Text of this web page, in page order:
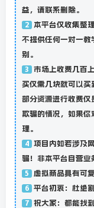
益，请联系删除。
2
本平台仅收集整
不提供任何一对一教
别。
3
市场上收费几百
买仅需几块就可以买
部分资源进行收费仅
欺骗的情况，如果你
理。
4
项目内如若涉及
骗！非本平台自营业
5 虚拟商品具有可
6 平台初衷：杜绝
7 祝大家：都能找